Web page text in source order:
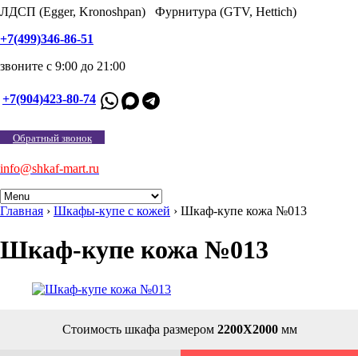
ЛДСП (Egger, Kronoshpan) Фурнитура (GTV, Hettich)
+7(499)346-86-51
звоните с 9:00 до 21:00
+7(904)423-80-74
Обратный звонок
info@shkaf-mart.ru
Главная › Шкафы-купе с кожей › Шкаф-купе кожа №013
Шкаф-купе кожа №013
Стоимость шкафа размером 2200Х2000мм